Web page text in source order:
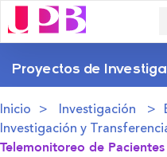
Proyectos de
Inicio Investigación
Investigación y
Telemonitoreo de